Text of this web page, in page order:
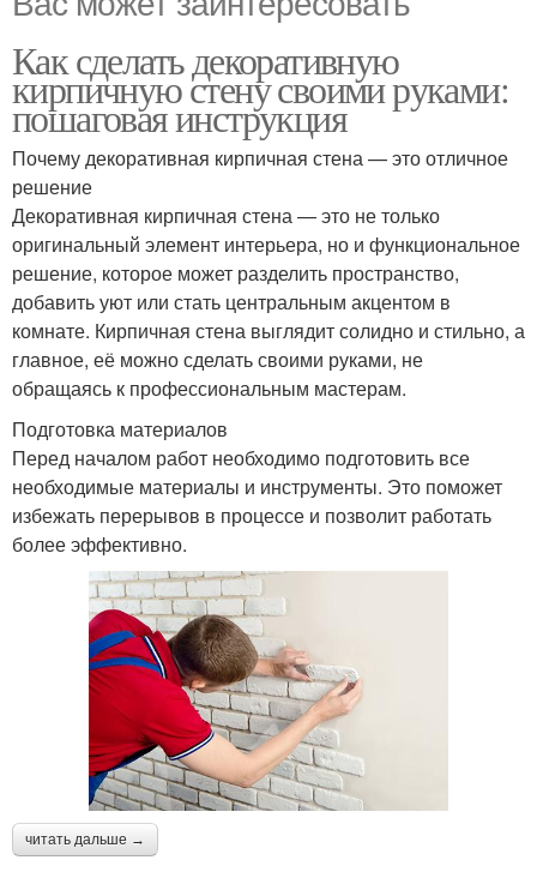
Как сделать декоративную
кирпичную стену своими руками:
пошаговая инструкция
Почему декоративная кирпичная стена — это отличное
решение
Декоративная кирпичная стена — это не только
оригинальный элемент интерьера, но и функциональное
решение, которое может разделить пространство,
добавить уют или стать центральным акцентом в
комнате. Кирпичная стена выглядит солидно и стильно, а
главное, её можно сделать своими руками, не
обращаясь к профессиональным мастерам.
Подготовка материалов
Перед началом работ необходимо подготовить все
необходимые материалы и инструменты. Это поможет
избежать перерывов в процессе и позволит работать
более эффективно.
читать дальше →